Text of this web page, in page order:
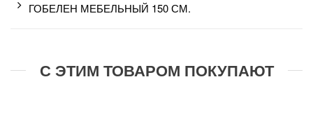
ГОБЕЛЕН МЕБЕЛЬНЫЙ 150 СМ.
С ЭТИМ ТОВАРОМ ПОКУПАЮТ